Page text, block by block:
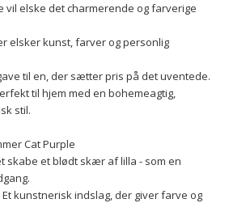
vil elske det charmerende og farverige
elsker kunst, farver og personlig
til en, der sætter pris på det uventede.
til hjem med en bohemeagtig,
stil.
Cat Purple
skabe et blødt skær af lilla - som en
kunstnerisk indslag, der giver farve og